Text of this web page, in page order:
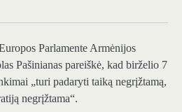
Parlamente Armėnijos
Pašinianas pareiškė, kad birželio 7
„turi padaryti taiką negrįžtamą,
negrįžtama“.